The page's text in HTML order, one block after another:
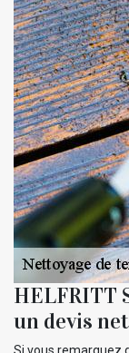
HELFRITT
un devis
Si vous remarquez